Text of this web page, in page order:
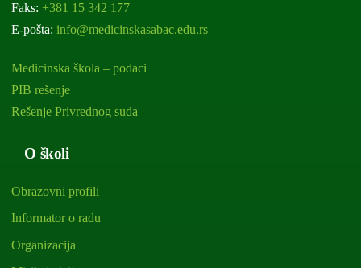
Faks: +381 15 342 177
E-pošta:info@medicinskasabac.edu.rs
Medicinska škola – podaci
PIB rešenje
Rešenje Privrednog suda
O školi
Obrazovni profili
Informator o radu
Organizacija